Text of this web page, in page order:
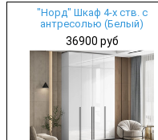
"Норд" Шкаф 4-х ств. с
антресолью (Белый)
36900 руб